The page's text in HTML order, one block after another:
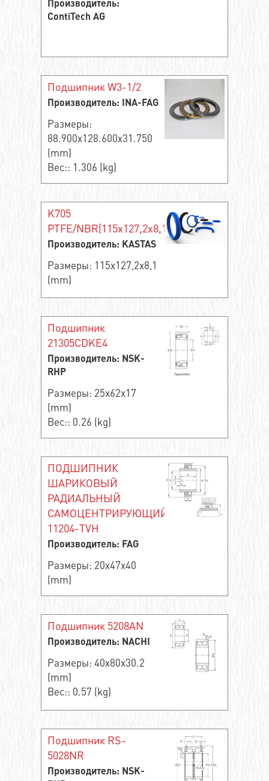
Производитель:
ContiTech AG
Подшипник W3-1/2
Производитель: INA-FAG
Размеры:
88.900x128.600x31.750
(mm)
Вес:: 1.306 (kg)
K705
PTFE/NBR(115x127,2x8,1)
Производитель: KASTAS
Размеры: 115x127,2x8,1
(mm)
Подшипник
21305CDKE4
Производитель: NSK-
RHP
Размеры: 25x62x17
(mm)
Вес:: 0.26 (kg)
ПОДШИПНИК
ШАРИКОВЫЙ
РАДИАЛЬНЫЙ
САМОЦЕНТРИРУЮЩИЙСЯ
11204-TVH
Производитель: FAG
Размеры: 20x47x40
(mm)
Подшипник 5208AN
Производитель: NACHI
Размеры: 40x80x30.2
(mm)
Вес:: 0.57 (kg)
Подшипник RS-
5028NR
Производитель: NSK-